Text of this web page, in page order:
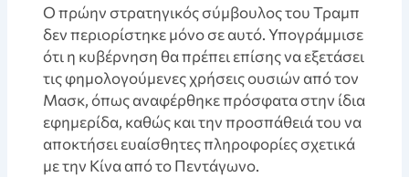
Ο πρώην στρατηγικός σύμβουλος του Τραμπ
δεν περιορίστηκε μόνο σε αυτό. Υπογράμμισε
ότι η κυβέρνηση θα πρέπει επίσης να εξετάσει
τις φημολογούμενες χρήσεις ουσιών από τον
Μασκ, όπως αναφέρθηκε πρόσφατα στην ίδια
εφημερίδα, καθώς και την προσπάθειά του να
αποκτήσει ευαίσθητες πληροφορίες σχετικά
με την Κίνα από το Πεντάγωνο.